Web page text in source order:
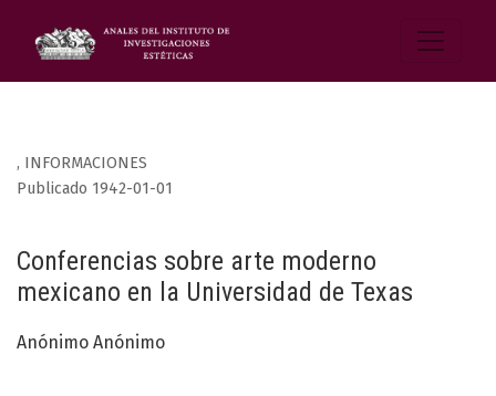
, INFORMACIONES
Conferencias sobre arte moderno
mexicano en la Universidad de Texas
Publicado 1942-01-01
Anónimo Anónimo